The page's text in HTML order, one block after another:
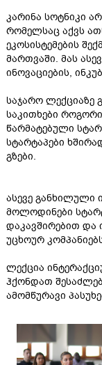
კარინა სოტნიკი
რომელსაც აქვს
ეკოსისტემების
მართვაში. მას
ინოვაციების,
საჯარო ლექციაზე
საკითხები
წარმატებული
სტარტაპები
გზები.
ასევე განხილული
მოლოდინები
დაკავშირებით და
უცხოურ
ლექცია
ჰქონდათ
ამომწურავი